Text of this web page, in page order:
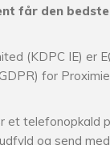
får den
(KDPC IE) er
for
et telefonopkald
og send